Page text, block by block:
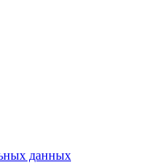
данных